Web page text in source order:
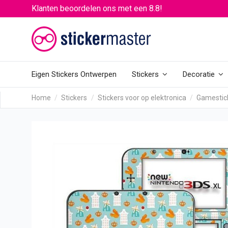
Klanten beoordelen ons met een 8.8!
Eigen Stickers Ontwerpen Stickers Decoratie
Home Stickers Stickers voor op elektronica